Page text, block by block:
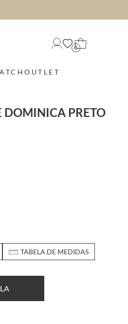
0
OUTLET
DOMINICA PRETO
TABELA DE MEDIDAS